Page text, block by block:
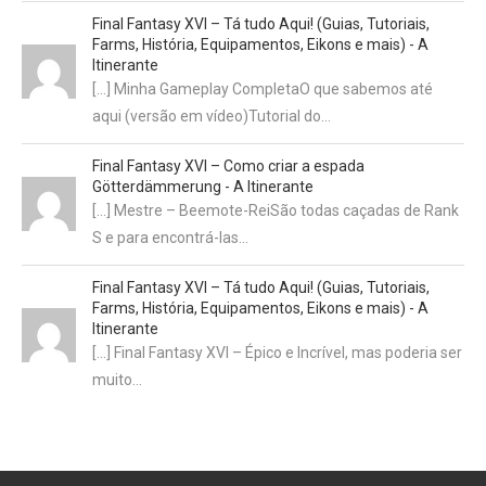
Final Fantasy XVI – Tá tudo Aqui! (Guias, Tutoriais,
Farms, História, Equipamentos, Eikons e mais) - A
Itinerante
[…] Minha Gameplay CompletaO que sabemos até
aqui (versão em vídeo)Tutorial do…
Final Fantasy XVI – Como criar a espada
Götterdämmerung - A Itinerante
[…] Mestre – Beemote-ReiSão todas caçadas de Rank
S e para encontrá-las…
Final Fantasy XVI – Tá tudo Aqui! (Guias, Tutoriais,
Farms, História, Equipamentos, Eikons e mais) - A
Itinerante
[…] Final Fantasy XVI – Épico e Incrível, mas poderia ser
muito…